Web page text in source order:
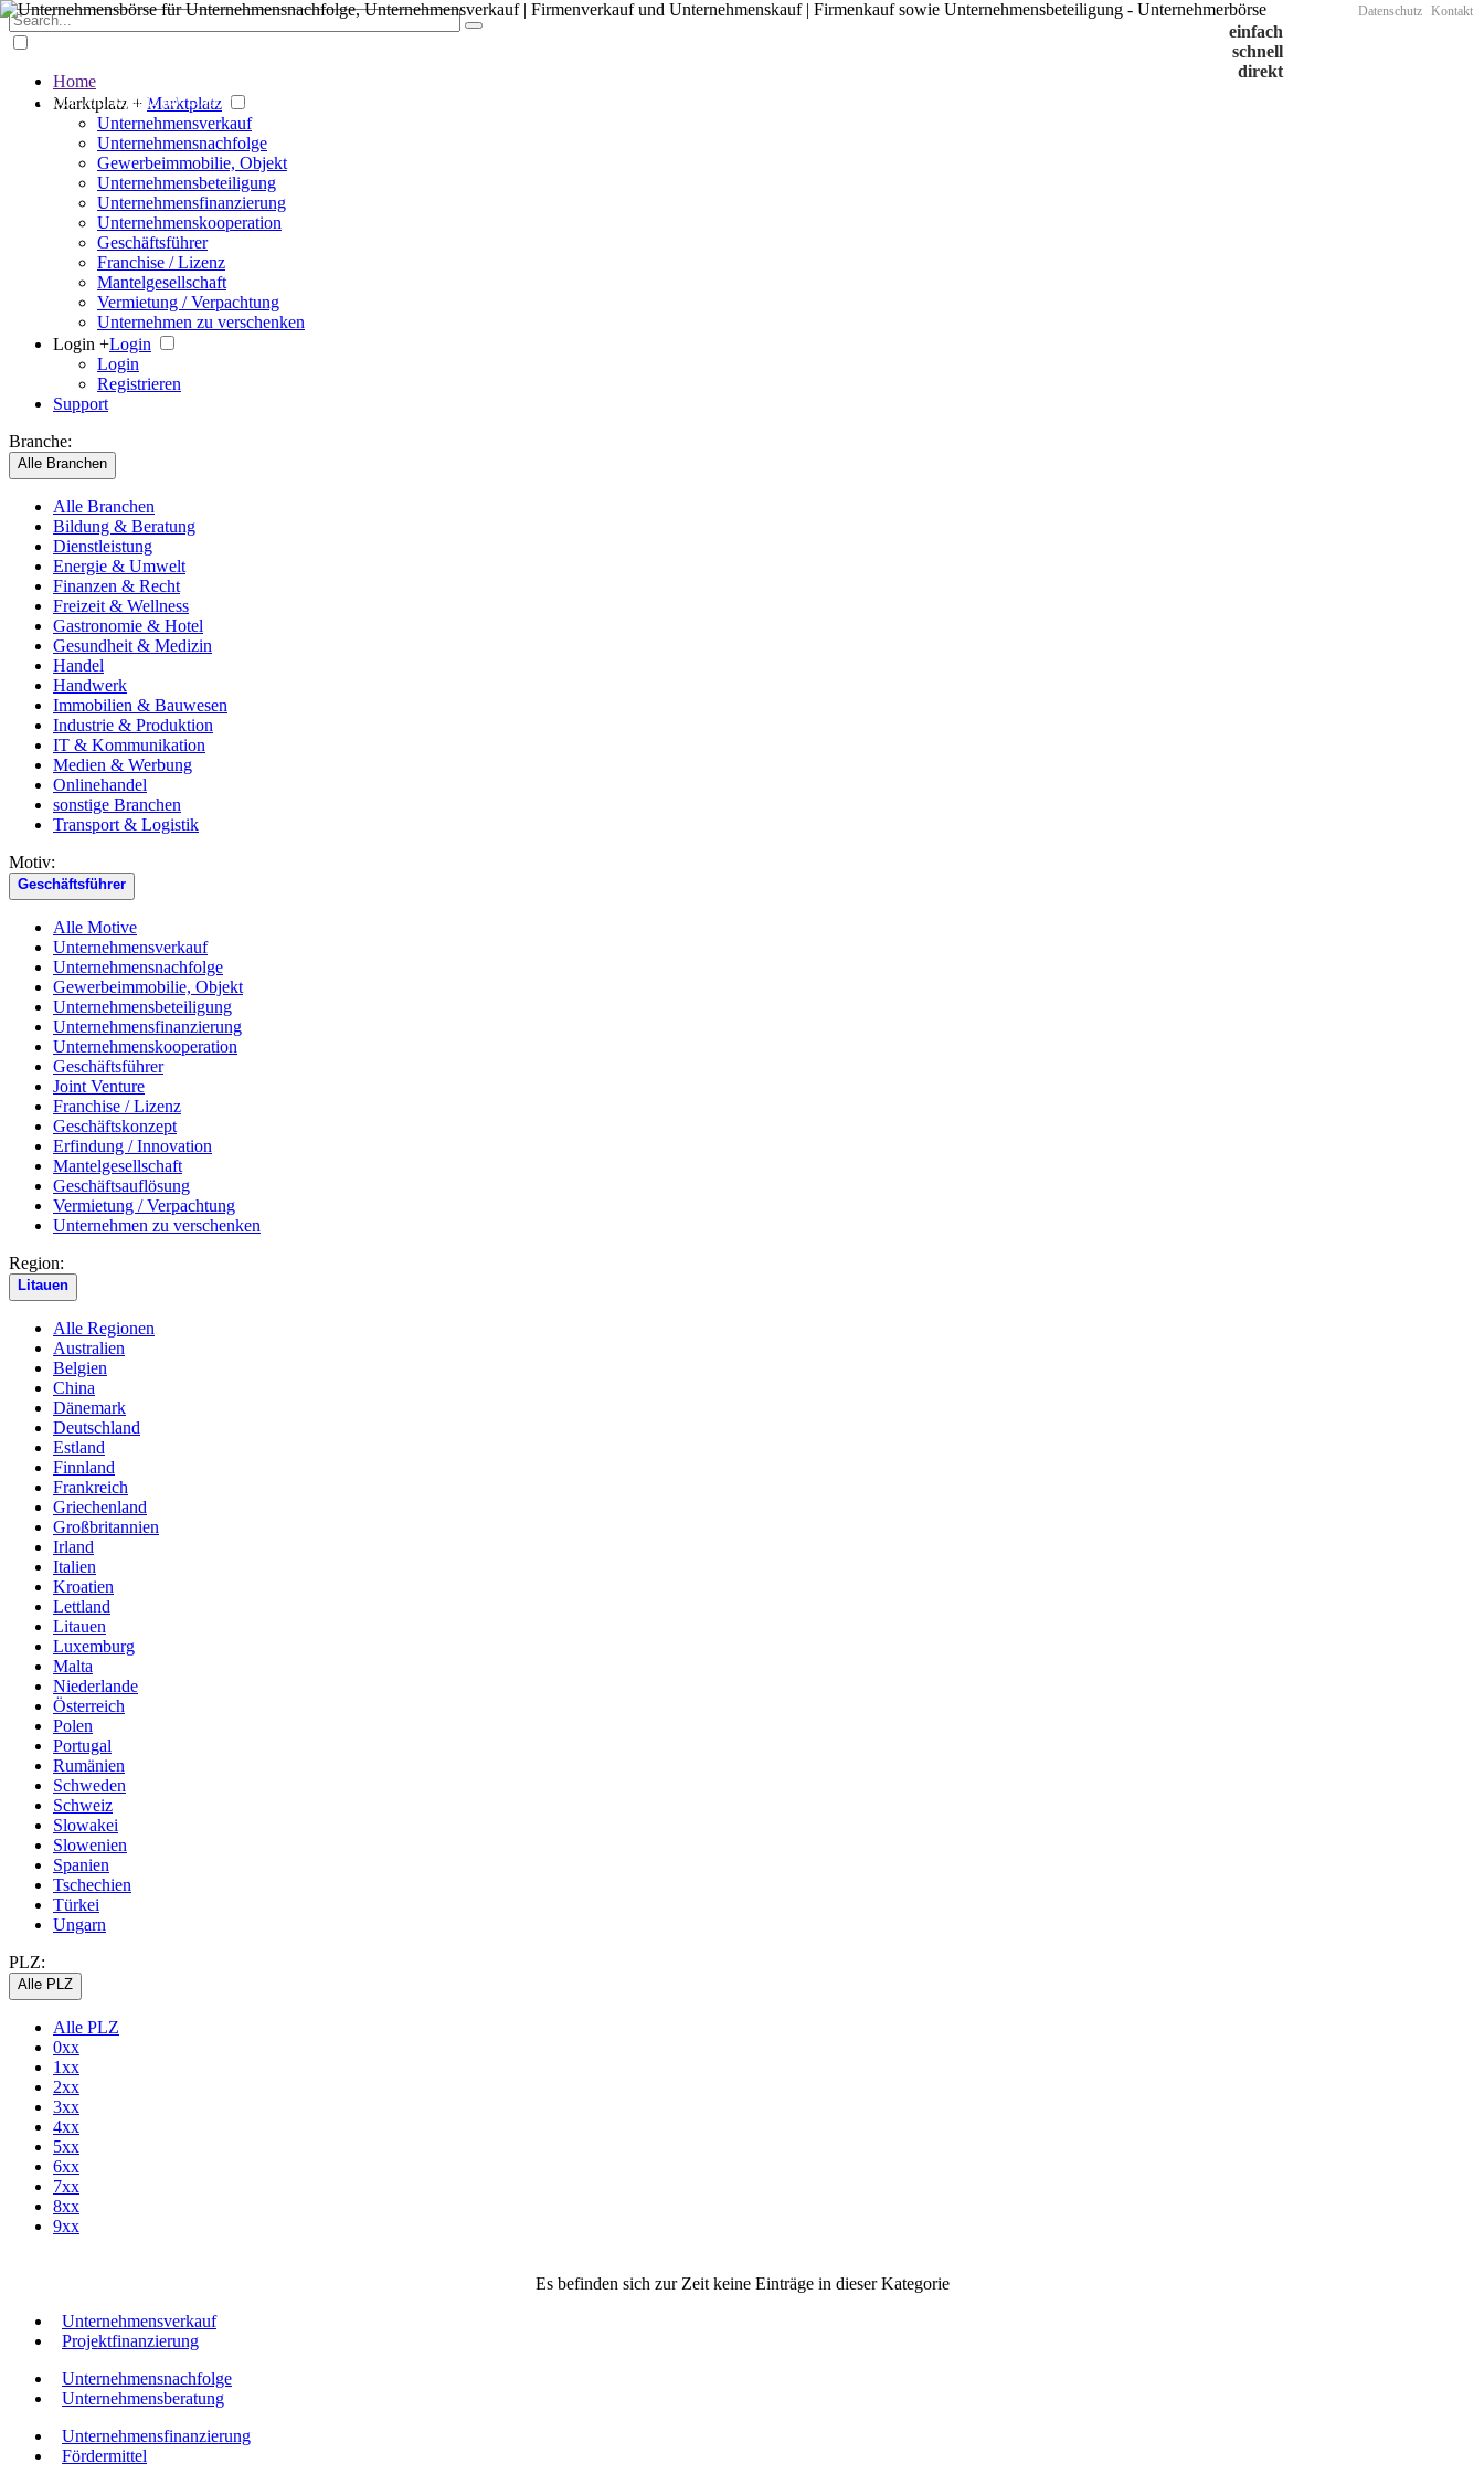
einfach
schnell
direkt
Der große Marktplatz für Unternehmen
Datenschutz Kontakt
Home
Marktplatz + Marktplatz
Unternehmensverkauf
Unternehmensnachfolge
Gewerbeimmobilie, Objekt
Unternehmensbeteiligung
Unternehmensfinanzierung
Unternehmenskooperation
Geschäftsführer
Franchise / Lizenz
Mantelgesellschaft
Vermietung / Verpachtung
Unternehmen zu verschenken
Login +Login
Login
Registrieren
Support
Branche:
Alle Branchen
Alle Branchen
Bildung & Beratung
Dienstleistung
Energie & Umwelt
Finanzen & Recht
Freizeit & Wellness
Gastronomie & Hotel
Gesundheit & Medizin
Handel
Handwerk
Immobilien & Bauwesen
Industrie & Produktion
IT & Kommunikation
Medien & Werbung
Onlinehandel
sonstige Branchen
Transport & Logistik
Motiv:
Geschäftsführer
Alle Motive
Unternehmensverkauf
Unternehmensnachfolge
Gewerbeimmobilie, Objekt
Unternehmensbeteiligung
Unternehmensfinanzierung
Unternehmenskooperation
Geschäftsführer
Joint Venture
Franchise / Lizenz
Geschäftskonzept
Erfindung / Innovation
Mantelgesellschaft
Geschäftsauflösung
Vermietung / Verpachtung
Unternehmen zu verschenken
Region:
Litauen
Alle Regionen
Australien
Belgien
China
Dänemark
Deutschland
Estland
Finnland
Frankreich
Griechenland
Großbritannien
Irland
Italien
Kroatien
Lettland
Litauen
Luxemburg
Malta
Niederlande
Österreich
Polen
Portugal
Rumänien
Schweden
Schweiz
Slowakei
Slowenien
Spanien
Tschechien
Türkei
Ungarn
PLZ:
Alle PLZ
Alle PLZ
0xx
1xx
2xx
3xx
4xx
5xx
6xx
7xx
8xx
9xx
Es befinden sich zur Zeit keine Einträge in dieser Kategorie
Unternehmensverkauf
Projektfinanzierung
Unternehmensnachfolge
Unternehmensberatung
Unternehmensfinanzierung
Fördermittel